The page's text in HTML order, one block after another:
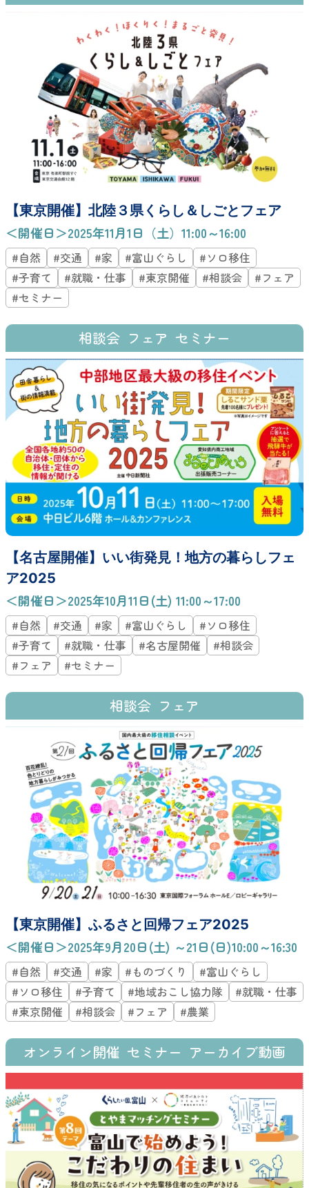
【東京開催】北陸３県くらし＆しごとフェア
＜開催日＞2025年11月1日（土）11:00～16:00
#自然 #交通 #家 #富山ぐらし
#ソロ移住
#子育て
#就職・仕事 #東京開催 #相談会
#フェア
#セミナー
相談会 フェア セミナー
【名古屋開催】いい街発見！地方の暮らしフェ
ア2025
＜開催日＞2025年10月11日(土) 11:00～17:00
#自然 #交通 #家 #富山ぐらし
#ソロ移住
#子育て
#就職・仕事 #名古屋開催
#相談会
#フェア
#セミナー
相談会 フェア
【東京開催】ふるさと回帰フェア2025
＜開催日＞2025年9月20日(土) ～21日(日)10:00～16:30
#自然 #交通 #家 #ものづくり
#富山ぐらし
#ソロ移住
#子育て #地域おこし協力隊
#就職・仕事
#東京開催
#相談会 #フェア #農業
オンライン開催 セミナー アーカイブ動画